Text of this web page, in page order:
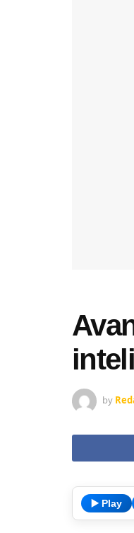
by
▶️ Play